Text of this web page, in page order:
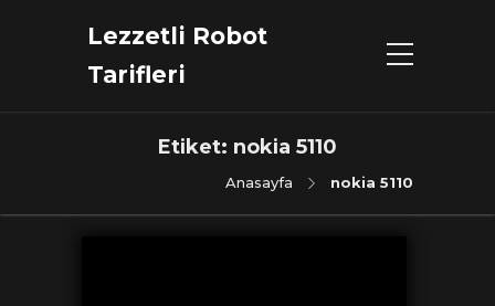
Lezzetli Robot
Tarifleri
Etiket: nokia 5110
Anasayfa nokia 5110